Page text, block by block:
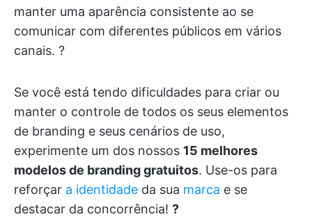
manter uma aparência consistente ao se
comunicar com diferentes públicos em vários
canais. ?
Se você está tendo dificuldades para criar ou
manter o controle de todos os seus elementos
de branding e seus cenários de uso,
experimente um dos nossos 15 melhores
modelos de branding gratuitos. Use-os para
reforçar a identidade da sua marca e se
destacar da concorrência! ?